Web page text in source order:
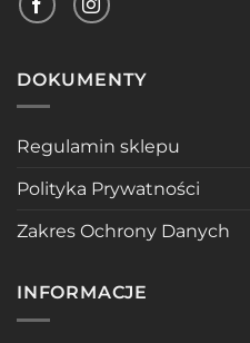
DOKUMENTY
Regulamin sklepu
Polityka Prywatności
Zakres Ochrony Danych
INFORMACJE